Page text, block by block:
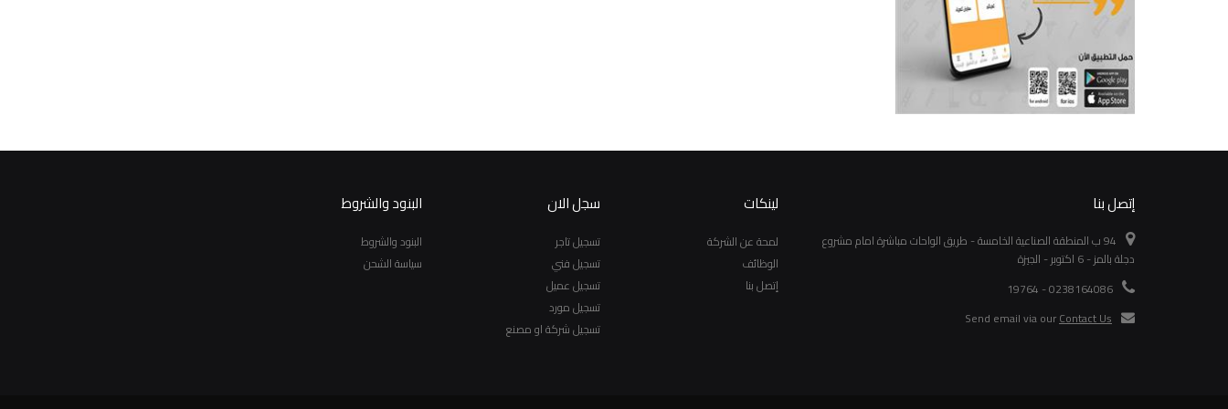
إتصل بنا
94 ب المنطقة الصناعية الخامسة - طريق الواحات مباشرة امام مشروع
دجلة بالمز - 6 اكتوبر - الجيزة
0238164086 - 19764
Send email via ourContact Us
لينكات
لمحة عن الشركة
الوظائف
إتصل بنا
سجل الان
تسجيل تاجر
تسجيل فني
تسجيل عميل
تسجيل مورد
تسجيل شركة او مصنع
البنود والشروط
البنود والشروط
سياسة الشحن